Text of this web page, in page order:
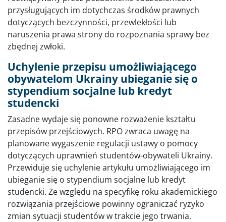
przysługujących im dotychczas środków prawnych
dotyczących bezczynności, przewlekłości lub
naruszenia prawa strony do rozpoznania sprawy bez
zbędnej zwłoki.
Uchylenie przepisu umożliwiającego
obywatelom Ukrainy ubieganie się o
stypendium socjalne lub kredyt
studencki
Zasadne wydaje się ponowne rozważenie kształtu
przepisów przejściowych. RPO zwraca uwagę na
planowane wygaszenie regulacji ustawy o pomocy
dotyczących uprawnień studentów-obywateli Ukrainy.
Przewiduje się uchylenie artykułu umożliwiającego im
ubieganie się o stypendium socjalne lub kredyt
studencki. Ze względu na specyfikę roku akademickiego
rozwiązania przejściowe powinny ograniczać ryzyko
zmian sytuacji studentów w trakcie jego trwania.